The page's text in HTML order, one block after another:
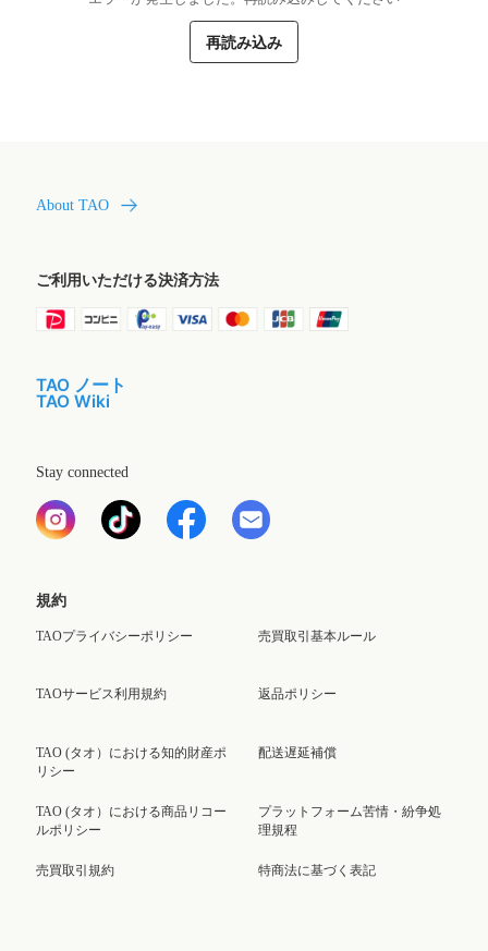
再読み込み
About TAO
ご利用いただける決済方法
TAO ノート
TAO Wiki
Stay connected
規約
TAOプライバシーポリシー
TAOサービス利用規約
TAO (タオ）における知的財産ポ
リシー
TAO (タオ）における商品リコー
ルポリシー
売買取引規約
売買取引基本ルール
返品ポリシー
配送遅延補償
プラットフォーム苦情・紛争処
理規程
特商法に基づく表記